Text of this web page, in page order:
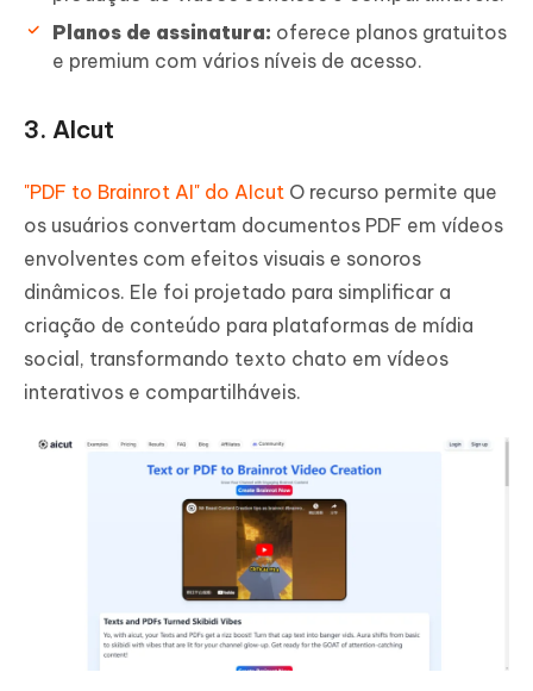
Planos de assinatura: oferece planos gratuitos
e premium com vários níveis de acesso.
3. Alcut
"PDF to Brainrot AI" do AIcut O recurso permite que
os usuários convertam documentos PDF em vídeos
envolventes com efeitos visuais e sonoros
dinâmicos. Ele foi projetado para simplificar a
criação de conteúdo para plataformas de mídia
social, transformando texto chato em vídeos
interativos e compartilháveis.